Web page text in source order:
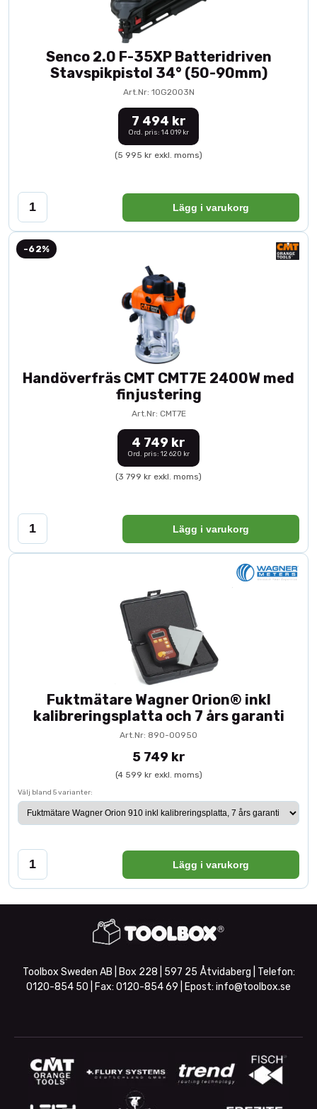
Senco 2.0 F-35XP Batteridriven
Stavspikpistol 34° (50-90mm)
Art.Nr: 10G2003N
7 494 kr
Ord. pris: 14 019 kr
(5 995 kr exkl. moms)
Lägg i varukorg
-62%
Handöverfräs CMT CMT7E 2400W med
finjustering
Art.Nr: CMT7E
4 749 kr
Ord. pris: 12 620 kr
(3 799 kr exkl. moms)
Lägg i varukorg
Fuktmätare Wagner Orion® inkl
kalibreringsplatta och 7 års garanti
Art.Nr: 890-00950
5 749 kr
(4 599 kr exkl. moms)
Välj bland 5 varianter:
Lägg i varukorg
Toolbox Sweden AB | Box 228 | 597 25 Åtvidaberg | Telefon:
0120-854 50 | Fax: 0120-854 69 | Epost: info@toolbox.se